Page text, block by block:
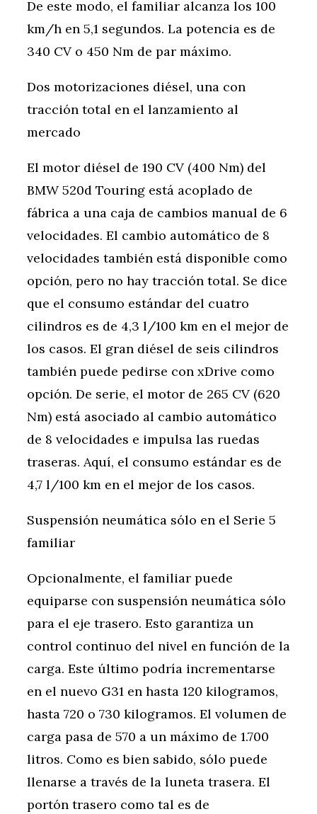
De este modo, el familiar alcanza los 100
km/h en 5,1 segundos. La potencia es de
340 CV o 450 Nm de par máximo.
Dos motorizaciones diésel, una con
tracción total en el lanzamiento al
mercado
El motor diésel de 190 CV (400 Nm) del
BMW 520d Touring está acoplado de
fábrica a una caja de cambios manual de 6
velocidades. El cambio automático de 8
velocidades también está disponible como
opción, pero no hay tracción total. Se dice
que el consumo estándar del cuatro
cilindros es de 4,3 l/100 km en el mejor de
los casos. El gran diésel de seis cilindros
también puede pedirse con xDrive como
opción. De serie, el motor de 265 CV (620
Nm) está asociado al cambio automático
de 8 velocidades e impulsa las ruedas
traseras. Aquí, el consumo estándar es de
4,7 l/100 km en el mejor de los casos.
Suspensión neumática sólo en el Serie 5
familiar
Opcionalmente, el familiar puede
equiparse con suspensión neumática sólo
para el eje trasero. Esto garantiza un
control continuo del nivel en función de la
carga. Este último podría incrementarse
en el nuevo G31 en hasta 120 kilogramos,
hasta 720 o 730 kilogramos. El volumen de
carga pasa de 570 a un máximo de 1.700
litros. Como es bien sabido, sólo puede
llenarse a través de la luneta trasera. El
portón trasero como tal es de